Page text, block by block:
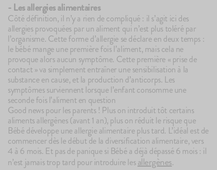
- Les allergies alimentaires
Côté définition, il n’y a rien de compliqué : il s’agit ici des
allergies provoquées par un aliment qui n’est plus toléré par
l’organisme. Cette forme d’allergie se déclare en deux temps :
le bébé mange une première fois l’aliment, mais cela ne
provoque alors aucun symptôme. Cette première « prise de
contact » va simplement entraîner une sensibilisation à la
substance en cause, et la production d’anticorps. Les
symptômes surviennent lorsque l’enfant consomme une
seconde fois l’aliment en question
Good news pour les parents ! Plus on introduit tôt certains
aliments allergènes (avant 1 an), plus on réduit le risque que
Bébé développe une allergie alimentaire plus tard. L’idéal est de
commencer dès le début de la diversification alimentaire, vers
4 à 6 mois. Et pas de panique si Bébé a déjà dépassé 6 mois : il
n’est jamais trop tard pour introduire lesallergènes.